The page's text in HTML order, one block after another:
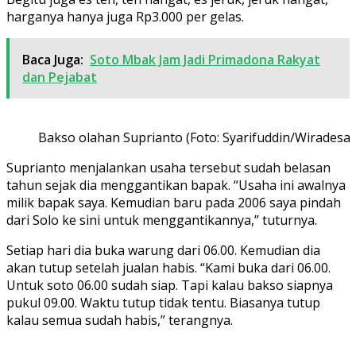
harganya hanya juga Rp3.000 per gelas.
Baca Juga: Soto Mbak Jam Jadi Primadona Rakyat
dan Pejabat
Bakso olahan Suprianto (Foto: Syarifuddin/Wiradesa)
Suprianto menjalankan usaha tersebut sudah belasan
tahun sejak dia menggantikan bapak. “Usaha ini awalnya
milik bapak saya. Kemudian baru pada 2006 saya pindah
dari Solo ke sini untuk menggantikannya,” tuturnya.
Setiap hari dia buka warung dari 06.00. Kemudian dia
akan tutup setelah jualan habis. “Kami buka dari 06.00.
Untuk soto 06.00 sudah siap. Tapi kalau bakso siapnya
pukul 09.00. Waktu tutup tidak tentu. Biasanya tutup
kalau semua sudah habis,” terangnya.